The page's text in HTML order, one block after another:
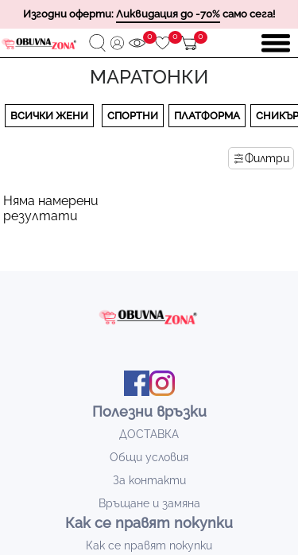
Изгодни оферти: Ликвидация до -70% само сега!
0 0 0
МАРАТОНКИ
ВСИЧКИ ЖЕНИ СПОРТНИ ПЛАТФОРМА
Филтри
Няма намерени
резултати
Полезни връзки
ДОСТАВКА
Общи условия
За контакти
Връщане и замяна
Как се правят покупки
Как се правят покупки